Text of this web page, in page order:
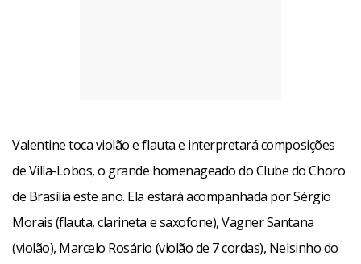
Valentine toca violão e flauta e interpretará composições
de Villa-Lobos, o grande homenageado do Clube do Choro
de Brasília este ano. Ela estará acompanhada por Sérgio
Morais (flauta, clarineta e saxofone), Vagner Santana
(violão), Marcelo Rosário (violão de 7 cordas), Nelsinho do